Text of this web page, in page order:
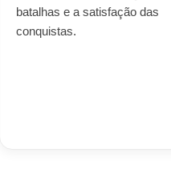
batalhas e a satisfação das
conquistas.